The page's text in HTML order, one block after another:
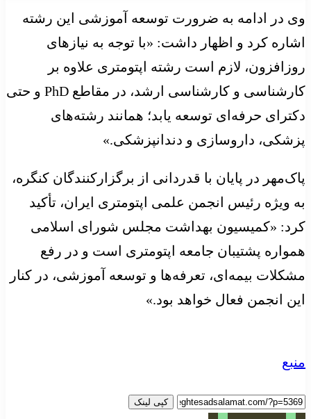
وی در ادامه به ضرورت توسعه آموزشی این رشته
اشاره کرد و اظهار داشت: «با توجه به نیازهای
روزافزون، لازم است رشته اپتومتری علاوه بر
کارشناسی و کارشناسی ارشد، در مقاطع PhD و حتی
دکترای حرفه‌ای توسعه یابد؛ همانند رشته‌های
پزشکی، داروسازی و دندانپزشکی.»
پاک‌مهر در پایان با قدردانی از برگزارکنندگان کنگره،
به ویژه رئیس انجمن علمی اپتومتری ایران، تأکید
کرد: «کمیسیون بهداشت مجلس شورای اسلامی
همواره پشتیبان جامعه اپتومتری است و در رفع
مشکلات بیمه‌ای، تعرفه‌ها و توسعه آموزشی، در کنار
این انجمن فعال خواهد بود.»
منبع
کپی لینک